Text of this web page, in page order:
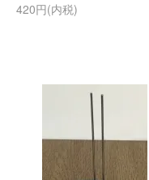
420円(内税)